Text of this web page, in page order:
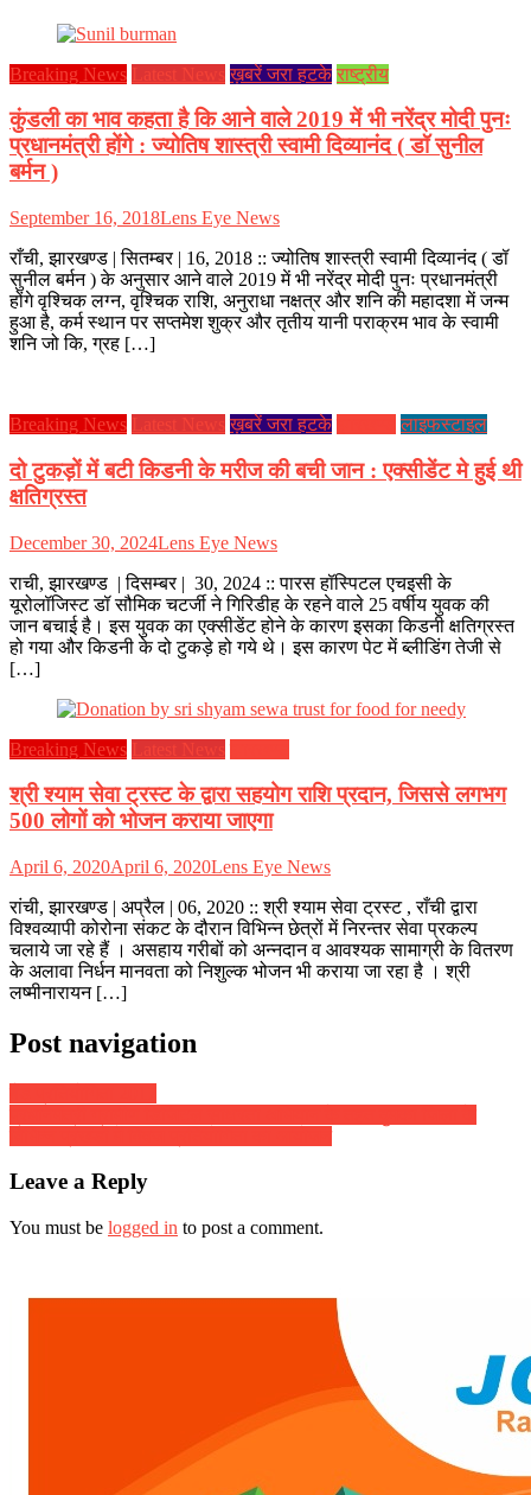
Breaking News Latest News ख़बरें जरा हटके राष्ट्रीय
कुंडली का भाव कहता है कि आने वाले 2019 में भी नरेंद्र मोदी पुनः
प्रधानमंत्री होंगे : ज्योतिष शास्त्री स्वामी दिव्यानंद ( डॉ सुनील
बर्मन )
September 16, 2018Lens Eye News
राँची, झारखण्ड | सितम्बर | 16, 2018 :: ज्योतिष शास्त्री स्वामी दिव्यानंद ( डॉ
सुनील बर्मन ) के अनुसार आने वाले 2019 में भी नरेंद्र मोदी पुनः प्रधानमंत्री
होंगे वृश्चिक लग्न, वृश्चिक राशि, अनुराधा नक्षत्र और शनि की महादशा में जन्म
हुआ है, कर्म स्थान पर सप्तमेश शुक्र और तृतीय यानी पराक्रम भाव के स्वामी
शनि जो कि, ग्रह […]
Breaking News Latest News ख़बरें जरा हटके लाइफस्टाइल
दो टुकड़ों में बटी किडनी के मरीज की बची जान : एक्सीडेंट मे हुई थी
क्षतिग्रस्त
December 30, 2024Lens Eye News
राची, झारखण्ड | दिसम्बर | 30, 2024 :: पारस हॉस्पिटल एचइसी के
यूरोलॉजिस्ट डॉ सौमिक चटर्जी ने गिरिडीह के रहने वाले 25 वर्षीय युवक की
जान बचाई है। इस युवक का एक्सीडेंट होने के कारण इसका किडनी क्षतिग्रस्त
हो गया और किडनी के दो टुकड़े हो गये थे। इस कारण पेट में ब्लीडिंग तेजी से
[…]
Breaking News Latest News
श्री श्याम सेवा ट्रस्ट के द्वारा सहयोग राशि प्रदान, जिससे लगभग
500 लोगों को भोजन कराया जाएगा
April 6, 2020April 6, 2020Lens Eye News
रांची, झारखण्ड | अप्रैल | 06, 2020 :: श्री श्याम सेवा ट्रस्ट , राँची द्वारा
विश्वव्यापी कोरोना संकट के दौरान विभिन्न छेत्रों में निरन्तर सेवा प्रकल्प
चलाये जा रहे हैं । असहाय गरीबों को अन्नदान व आवश्यक सामाग्री के वितरण
के अलावा निर्धन मानवता को निशुल्क भोजन भी कराया जा रहा है । श्री
लष्मीनारायन […]
Post navigation
Leave a Reply
You must be logged in to post a comment.